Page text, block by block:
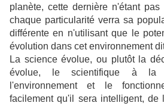
planète, cette dernière n'étant pas
chaque particularité verra sa
différente en n'utilisant que le
évolution dans cet environnement
La science évolue, ou plutôt la
évolue, le scientifique à la
l'environnement et le
facilement qu'il sera intelligent, de